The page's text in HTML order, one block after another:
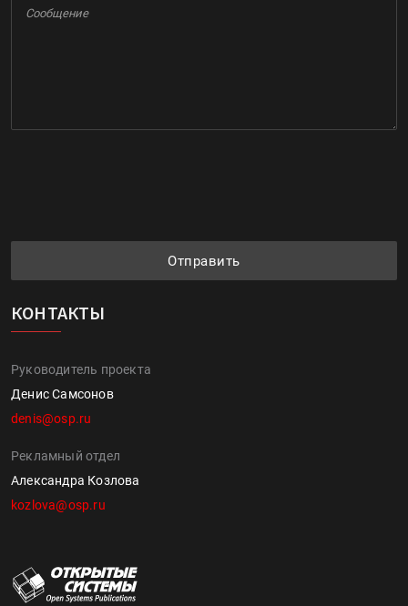
Отправить
КОНТАКТЫ
Руководитель проекта
Денис Самсонов
denis@osp.ru
Рекламный отдел
Александра Козлова
kozlova@osp.ru